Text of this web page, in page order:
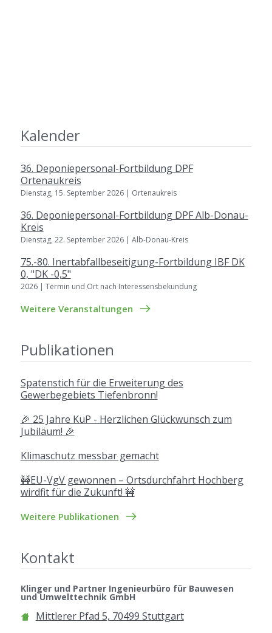
Kalender
36. Deponiepersonal-Fortbildung DPF
Ortenaukreis
Dienstag, 15. September 2026 | Ortenaukreis
36. Deponiepersonal-Fortbildung DPF Alb-Donau-
Kreis
Dienstag, 22. September 2026 | Alb-Donau-Kreis
75.-80. Inertabfallbeseitigung-Fortbildung IBF DK
0, "DK -0,5"
2026 | Termin und Ort nach Interessensbekundung
Weitere Veranstaltungen
Publikationen
Spatenstich für die Erweiterung des
Gewerbegebiets Tiefenbronn!
🎉 25 Jahre KuP - Herzlichen Glückwunsch zum
Jubiläum! 🎉
Klimaschutz messbar gemacht
🚧EU-VgV gewonnen – Ortsdurchfahrt Hochberg
wirdfit für die Zukunft! 🚧
Weitere Publikationen
Kontakt
Klinger und Partner Ingenieurbüro für Bauwesen
und Umwelttechnik GmbH
Mittlerer Pfad 5, 70499 Stuttgart